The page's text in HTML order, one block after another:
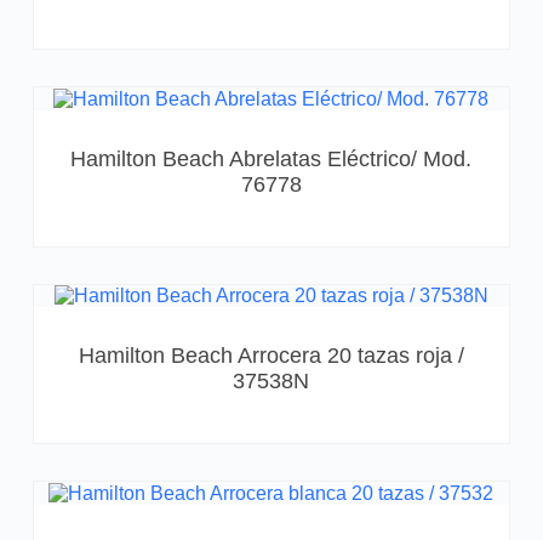
Hamilton Beach Abrelatas Eléctrico/ Mod.
76778
Hamilton Beach Arrocera 20 tazas roja /
37538N